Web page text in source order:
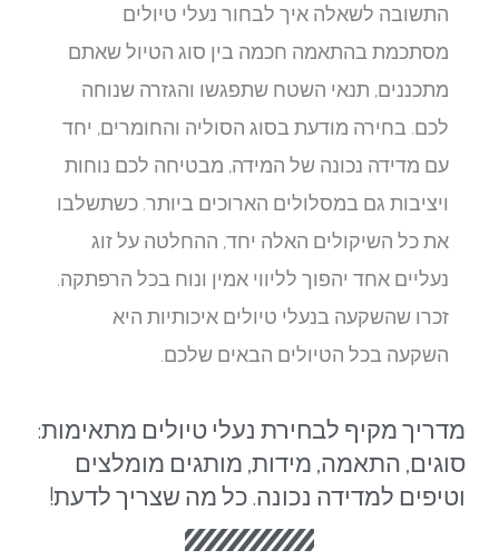
התשובה לשאלה איך לבחור נעלי טיולים
מסתכמת בהתאמה חכמה בין סוג הטיול שאתם
מתכננים, תנאי השטח שתפגשו והגזרה שנוחה
לכם. בחירה מודעת בסוג הסוליה והחומרים, יחד
עם מדידה נכונה של המידה, מבטיחה לכם נוחות
ויציבות גם במסלולים הארוכים ביותר. כשתשלבו
את כל השיקולים האלה יחד, ההחלטה על זוג
נעליים אחד יהפוך לליווי אמין ונוח בכל הרפתקה.
זכרו שהשקעה בנעלי טיולים איכותיות היא
השקעה בכל הטיולים הבאים שלכם.
מדריך מקיף לבחירת נעלי טיולים מתאימות:
סוגים, התאמה, מידות, מותגים מומלצים
וטיפים למדידה נכונה. כל מה שצריך לדעת!